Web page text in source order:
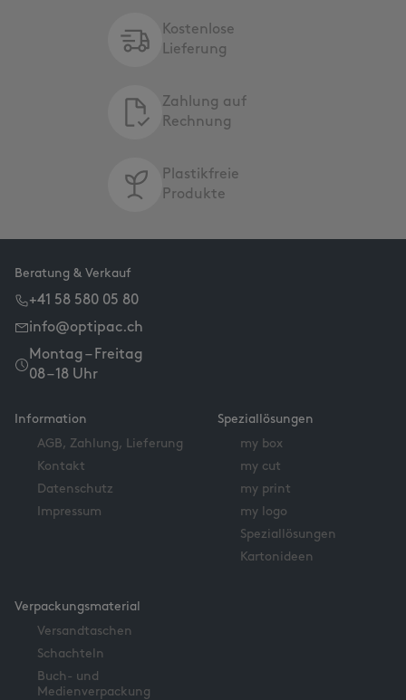
Kostenlose
Lieferung
Zahlung auf
Rechnung
Plastikfreie
Produkte
Beratung & Verkauf
+41 58 580 05 80
info@optipac.ch
Montag – Freitag
08 – 18 Uhr
Information
AGB, Zahlung, Lieferung
Kontakt
Datenschutz
Impressum
Speziallösungen
my box
my cut
my print
my logo
Speziallösungen
Kartonideen
Verpackungsmaterial
Versandtaschen
Schachteln
Buch- und
Medienverpackung